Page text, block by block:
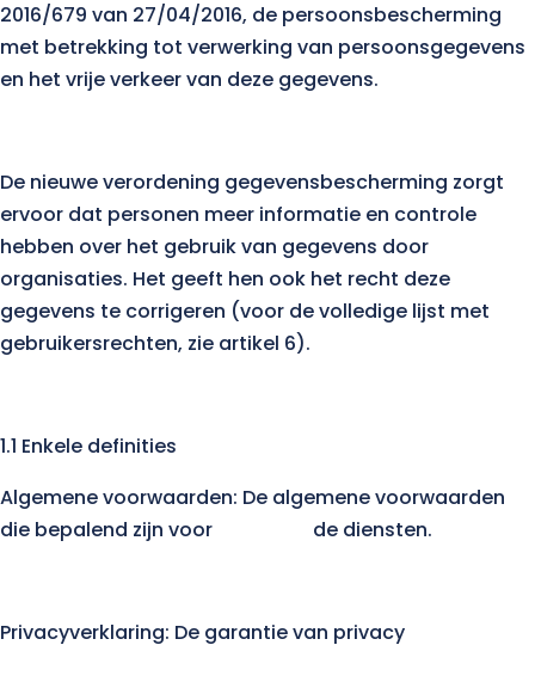
2016/679 van 27/04/2016, de persoonsbescherming
met betrekking tot verwerking van persoonsgegevens
en het vrije verkeer van deze gegevens.
De nieuwe verordening gegevensbescherming zorgt
ervoor dat personen meer informatie en controle
hebben over het gebruik van gegevens door
organisaties. Het geeft hen ook het recht deze
gegevens te corrigeren (voor de volledige lijst met
gebruikersrechten, zie artikel 6).
1.1 Enkele definities
Algemene voorwaarden: De algemene voorwaarden
die bepalend zijn voor de diensten.
Privacyverklaring: De garantie van privacy